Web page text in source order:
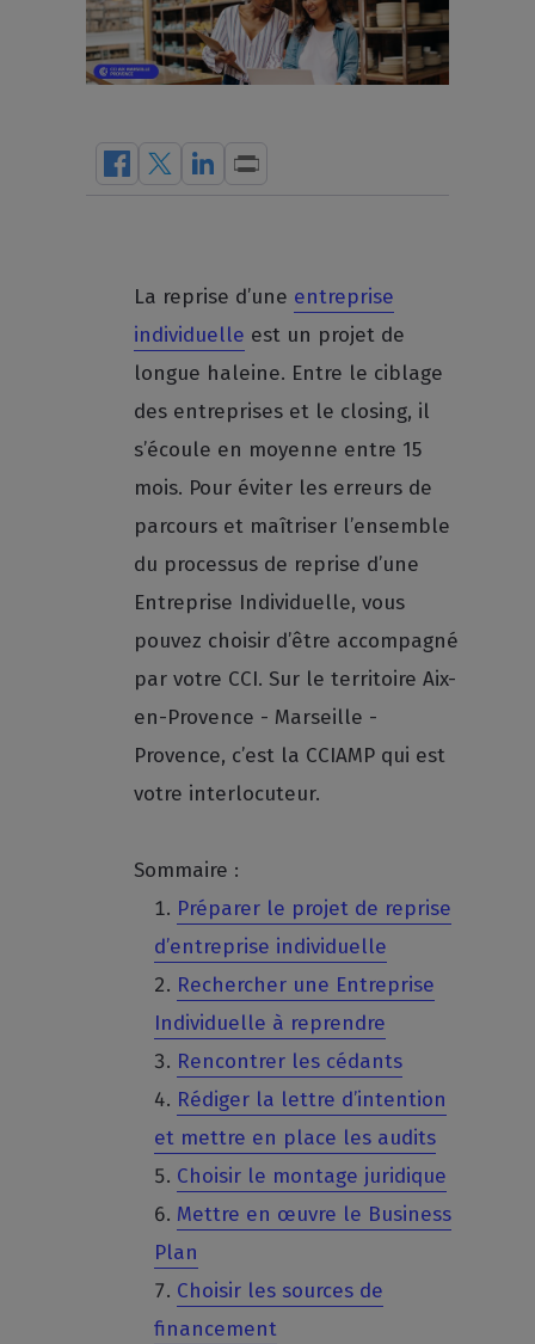
La reprise d’une entreprise
individuelle est un projet de
longue haleine. Entre le ciblage
des entreprises et le closing, il
s’écoule en moyenne entre 15
mois. Pour éviter les erreurs de
parcours et maîtriser l’ensemble
du processus de reprise d’une
Entreprise Individuelle, vous
pouvez choisir d’être accompagné
par votre CCI. Sur le territoire Aix-
en-Provence - Marseille -
Provence, c’est la CCIAMP qui est
votre interlocuteur.
Sommaire :
Préparer le projet de reprise
d’entreprise individuelle
Rechercher une Entreprise
Individuelle à reprendre
Rencontrer les cédants
Rédiger la lettre d’intention
et mettre en place les audits
Choisir le montage juridique
Mettre en œuvre le Business
Plan
Choisir les sources de
financement